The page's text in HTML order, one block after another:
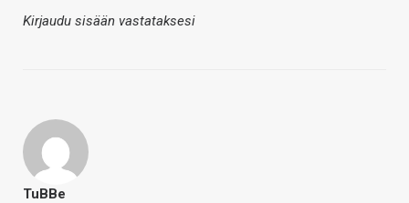
Kirjaudu sisään vastataksesi
TuBBe